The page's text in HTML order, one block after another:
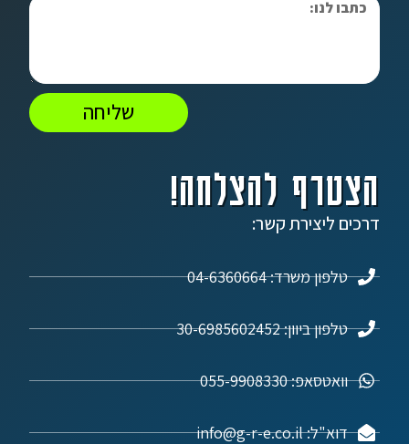
הצטרף להצלחה!
דרכים ליצירת קשר:
טלפון משרד: 04-6360664
טלפון ביוון: 30-6985602452
וואטסאפ: 055-9908330
דוא"ל: info@g-r-e.co.il
שליחה